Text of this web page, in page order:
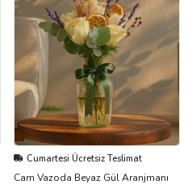
Cumartesi Ücretsiz Teslimat
Cam Vazoda Beyaz Gül Aranjmanı